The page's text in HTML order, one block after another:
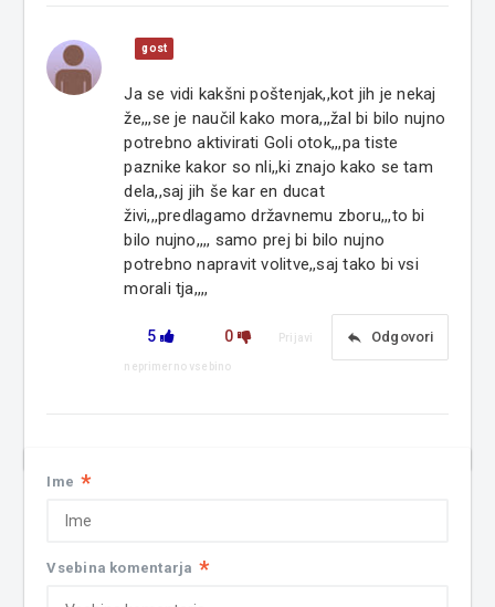
gost
Ja se vidi kakšni poštenjak,,kot jih je nekaj
že,,,se je naučil kako mora,,,žal bi bilo nujno
potrebno aktivirati Goli otok,,,pa tiste
paznike kakor so nli,,ki znajo kako se tam
dela,,saj jih še kar en ducat
živi,,,predlagamo državnemu zboru,,,to bi
bilo nujno,,,, samo prej bi bilo nujno
potrebno napravit volitve,,saj tako bi vsi
morali tja,,,,
5 0 reply Odgovori
Prijavi
neprimerno vsebino
Ime *
Vsebina komentarja *